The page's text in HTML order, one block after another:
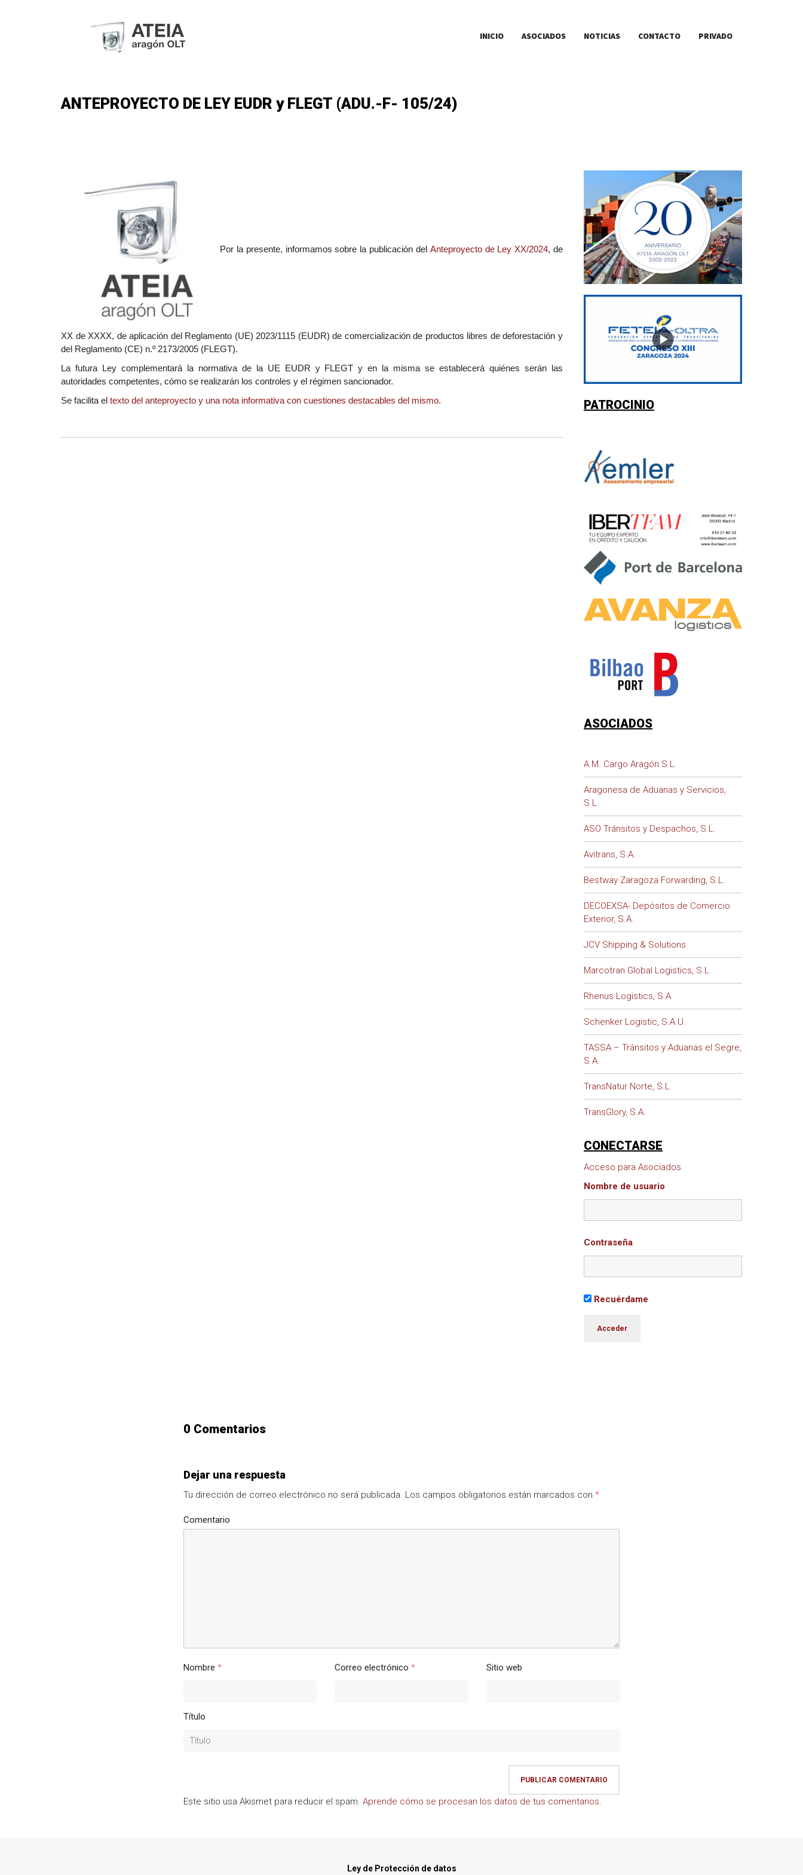
INICIO ASOCIADOS NOTICIAS CONTACTO PRIVADO
ANTEPROYECTO DE LEY EUDR y FLEGT (ADU.-F- 105/24)
Por la presente, informamos sobre la publicación del Anteproyecto de Ley XX/2024, de
XX de XXXX, de aplicación del Reglamento (UE) 2023/1115 (EUDR) de comercialización de productos libres de deforestación y
del Reglamento (CE) n.º 2173/2005 (FLEGT).
La futura Ley complementará la normativa de la UE EUDR y FLEGT y en la misma se establecerá quiénes serán las
autoridades competentes, cómo se realizarán los controles y el régimen sancionador.
Se facilita el texto del anteproyecto y una nota informativa con cuestiones destacables del mismo. PATROCINIO
ASOCIADOS
A.M. Cargo Aragón S.L.
Aragonesa de Aduanas y Servicios,
S.L.
ASO Tránsitos y Despachos, S.L.
Avitrans, S.A.
Bestway Zaragoza Forwarding, S.L.
DECOEXSA- Depósitos de Comercio
Exterior, S.A.
JCV Shipping & Solutions
Marcotran Global Logistics, S.L.
Rhenus Logistics, S.A.
Schenker Logistic, S.A.U.
TASSA – Tránsitos y Aduanas el Segre,
S.A.
TransNatur Norte, S.L.
TransGlory, S.A.
CONECTARSE
Acceso para Asociados.
Nombre de usuario
Contraseña
Recuérdame
0 Comentarios
Dejar una respuesta
Tu dirección de correo electrónico no será publicada. Los campos obligatorios están marcados con *
Comentario
Nombre * Correo electrónico * Sitio web
Título
Este sitio usa Akismet para reducir el spam. Aprende cómo se procesan los datos de tus comentarios.
Ley de Protección de datos